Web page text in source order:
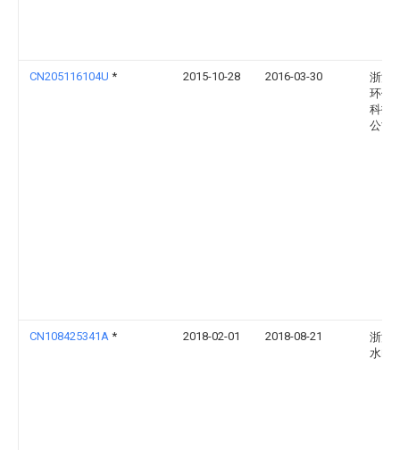
CN205116104U * 2015-10-28 2016-03-30
浙江
环保
科技
公司
CN108425341A * 2018-02-01 2018-08-21
浙江
水电